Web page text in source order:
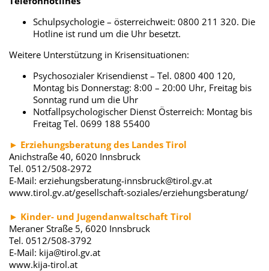
Schulpsychologie – österreichweit: 0800 211 320. Die
Hotline ist rund um die Uhr besetzt.
Weitere Unterstützung in Krisensituationen:
Psychosozialer Krisendienst – Tel. 0800 400 120,
Montag bis Donnerstag: 8:00 – 20:00 Uhr, Freitag bis
Sonntag rund um die Uhr
Notfallpsychologischer Dienst Österreich: Montag bis
Freitag Tel. 0699 188 55400
► Erziehungsberatung des Landes Tirol
Anichstraße 40, 6020 Innsbruck
Tel. 0512/508-2972
E-Mail: erziehungsberatung-innsbruck@tirol.gv.at
www.tirol.gv.at/gesellschaft-soziales/erziehungsberatung/
► Kinder- und Jugendanwaltschaft Tirol
Meraner Straße 5, 6020 Innsbruck
Tel. 0512/508-3792
E-Mail: kija@tirol.gv.at
www.kija-tirol.at